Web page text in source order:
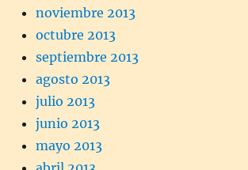
noviembre 2013
octubre 2013
septiembre 2013
agosto 2013
julio 2013
junio 2013
mayo 2013